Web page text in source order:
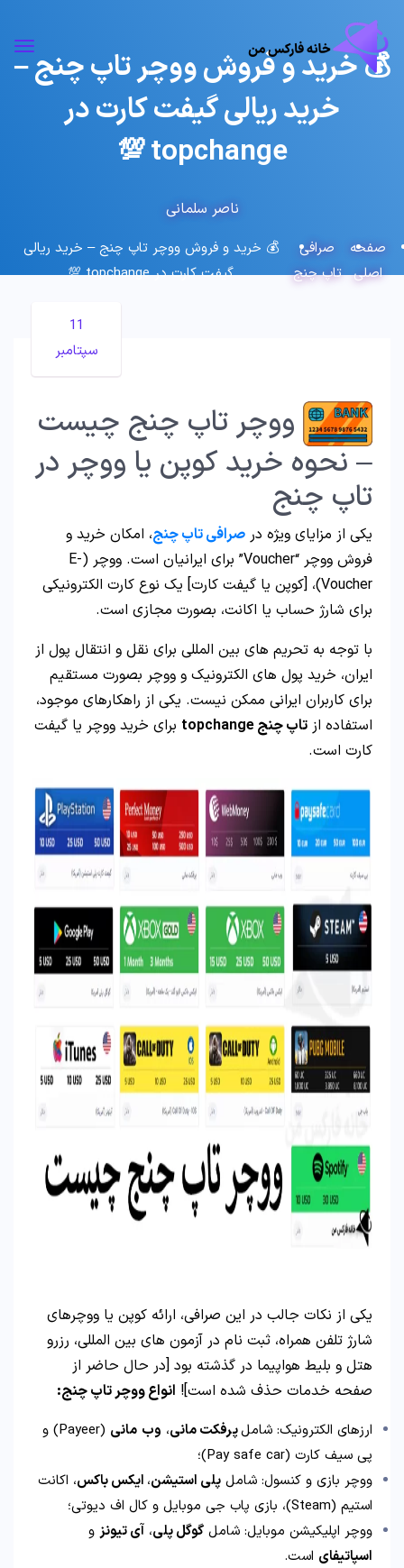
💰 خرید و فروش ووچر تاپ چنج –
خرید ریالی گیفت کارت در
topchange 💯
ناصر سلمانی
صفحه
اصلی
صرافی
تاپ چنج
💰 خرید و فروش ووچر تاپ چنج – خرید ریالی
گیفت کارت در topchange 💯
11
سپتامبر
ووچر تاپ چنج چیست
– نحوه خرید کوپن یا ووچر در
تاپ چنج
یکی از مزایای ویژه در صرافی تاپ چنج، امکان خرید و
فروش ووچر “Voucher” برای ایرانیان است. ووچر (E-
Voucher)، [کوپن یا گیفت کارت] یک نوع کارت الکترونیکی
برای شارژ حساب یا اکانت، بصورت مجازی است.
با توجه به تحریم های بین المللی برای نقل و انتقال پول از
ایران، خرید پول های الکترونیک و ووچر بصورت مستقیم
برای کاربران ایرانی ممکن نیست. یکی از راهکارهای موجود،
استفاده از تاپ چنج topchange
برای خرید ووچر یا گیفت
کارت است.
یکی از نکات جالب در این صرافی، ارائه کوپن یا ووچرهای
شارژ تلفن همراه، ثبت نام در آزمون های بین المللی، رزرو
هتل و بلیط هواپیما در گذشته بود [در حال حاضر از
صفحه خدمات حذف شده است]! انواع ووچر تاپ چنج:
ارزهای الکترونیک: شاملپرفکت مانی، وب مانی
(Payeer) و
پی سیف کارت (Pay safe car)؛
ووچر بازی و کنسول: شامل پلی استیشن، ایکس باکس، اکانت
استیم (Steam)، بازی پاب جی موبایل و کال اف دیوتی؛
ووچر اپلیکیشن موبایل: شامل گوگل پلی، آی تیونز و
اسپاتیفای است.